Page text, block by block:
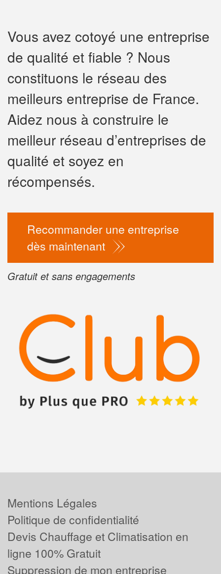
Vous avez cotoyé une entreprise
de qualité et fiable ? Nous
constituons le réseau des
meilleurs entreprise de France.
Aidez nous à construire le
meilleur réseau d’entreprises de
qualité et soyez en
récompensés.
Recommander une entreprise
dès maintenant
Gratuit et sans engagements
vosmargestout
nouveaux clients
Mentions Légales
Politique de confidentialité
Devis Chauffage et Climatisation en
ligne 100% Gratuit
Suppression de mon entreprise